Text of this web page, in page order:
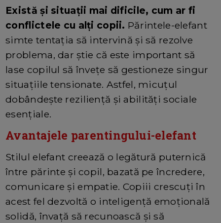
Există și situații mai dificile, cum ar fi
conflictele cu alți copii. Părintele-elefant
simte tentația să intervină și să rezolve
problema, dar știe că este important să
lase copilul să învețe să gestioneze singur
situațiile tensionate. Astfel, micuțul
dobândește reziliență și abilități sociale
esențiale.
Avantajele parentingului-elefant
Stilul elefant creează o legătură puternică
între părinte și copil, bazată pe încredere,
comunicare și empatie. Copiii crescuți în
acest fel dezvoltă o inteligență emoțională
solidă, învață să recunoască și să